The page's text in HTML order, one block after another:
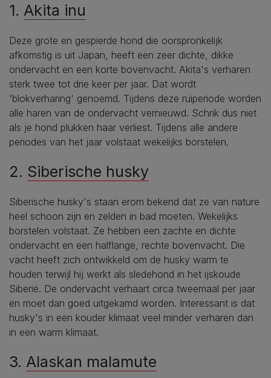
1. Akita inu
Deze grote en gespierde hond die oorspronkelijk
afkomstig is uit Japan, heeft een zeer dichte, dikke
ondervacht en een korte bovenvacht. Akita's verharen
sterk twee tot drie keer per jaar. Dat wordt
'blokverharing' genoemd. Tijdens deze ruiperiode worden
alle haren van de ondervacht vernieuwd. Schrik dus niet
als je hond plukken haar verliest. Tijdens alle andere
periodes van het jaar volstaat wekelijks borstelen.
2. Siberische husky
Siberische husky's staan erom bekend dat ze van nature
heel schoon zijn en zelden in bad moeten. Wekelijks
borstelen volstaat. Ze hebben een zachte en dichte
ondervacht en een halflange, rechte bovenvacht. Die
vacht heeft zich ontwikkeld om de husky warm te
houden terwijl hij werkt als sledehond in het ijskoude
Siberië. De ondervacht verhaart circa tweemaal per jaar
en moet dan goed uitgekamd worden. Interessant is dat
husky's in een kouder klimaat veel minder verharen dan
in een warm klimaat.
3. Alaskan malamute